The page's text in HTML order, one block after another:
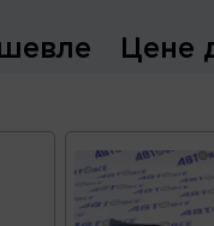
Цене